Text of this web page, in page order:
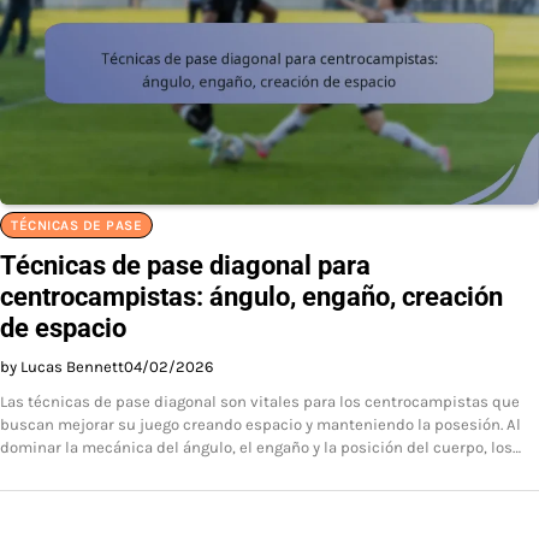
TÉCNICAS DE PASE
Técnicas de pase diagonal para
centrocampistas: ángulo, engaño, creación
de espacio
by Lucas Bennett04/02/2026
Las técnicas de pase diagonal son vitales para los centrocampistas que
buscan mejorar su juego creando espacio y manteniendo la posesión. Al
dominar la mecánica del ángulo, el engaño y la posición del cuerpo, los…